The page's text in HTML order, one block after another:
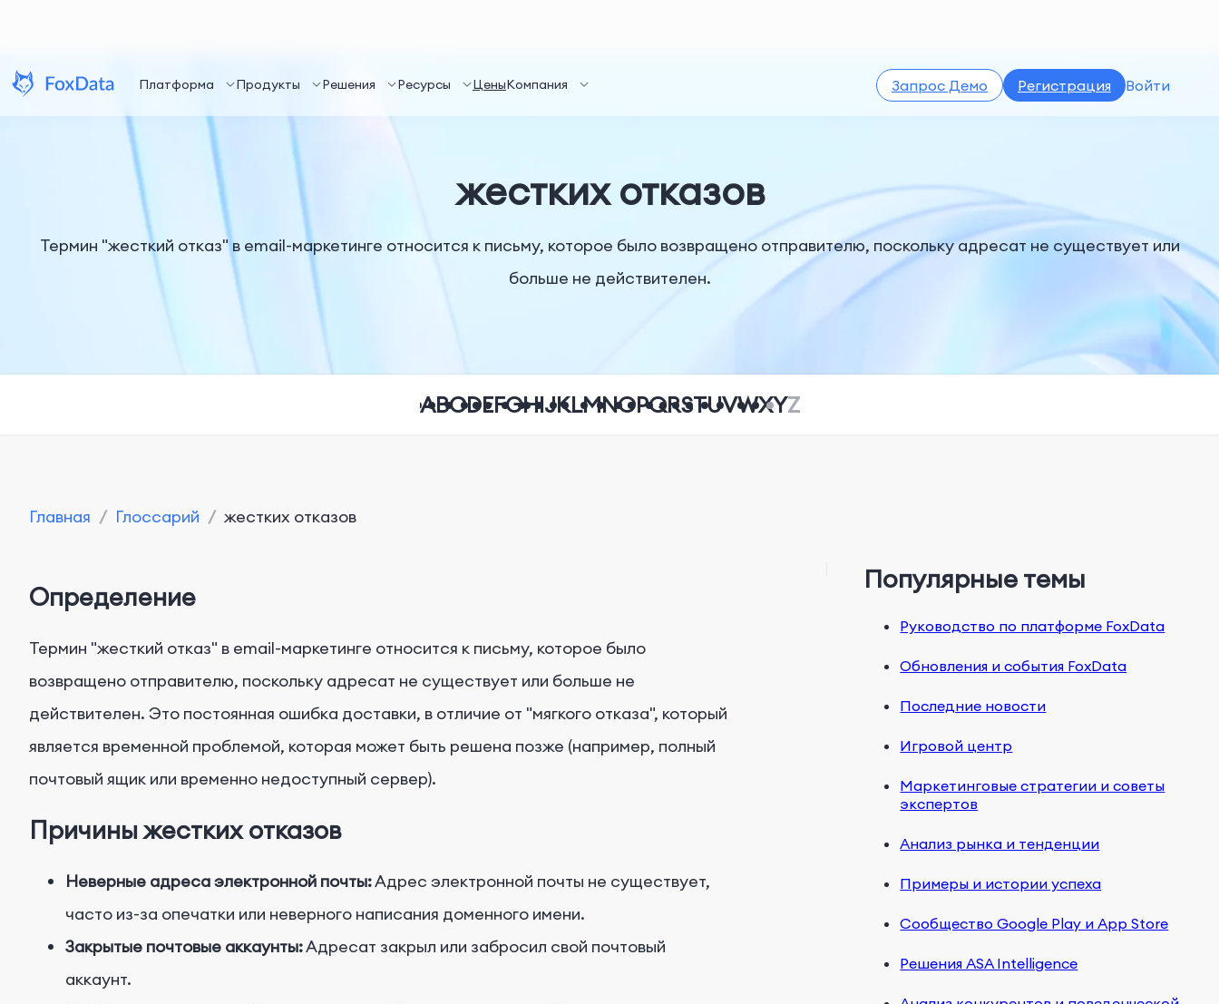
Платформа Продукты Решения Ресурсы ЦеныКомпания Запрос Демо Регистрация Войти
жестких отказов
Термин "жесткий отказ" в email-маркетинге относится к письму, которое было возвращено отправителю, поскольку адресат не существует или
больше не действителен.
ABCDEFGHIJKLMNOPQRSTUVWXYZ
Главная / Глоссарий / жестких отказов
Определение
Термин "жесткий отказ" в email-маркетинге относится к письму, которое было
возвращено отправителю, поскольку адресат не существует или больше не
действителен. Это постоянная ошибка доставки, в отличие от "мягкого отказа", который
является временной проблемой, которая может быть решена позже (например, полный
почтовый ящик или временно недоступный сервер).
Причины жестких отказов
Неверные адреса электронной почты:Адрес электронной почты не существует,
часто из-за опечатки или неверного написания доменного имени.
Закрытые почтовые аккаунты:Адресат закрыл или забросил свой почтовый
аккаунт.
Популярные темы
Руководство по платформе FoxData
Обновления и события FoxData
Последние новости
Игровой центр
Маркетинговые стратегии и советы
экспертов
Анализ рынка и тенденции
Примеры и истории успеха
Сообщество Google Play и App Store
Решения ASA Intelligence